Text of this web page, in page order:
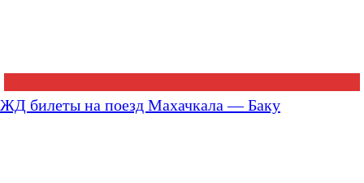
ЖД билеты на поезд Махачкала — Баку